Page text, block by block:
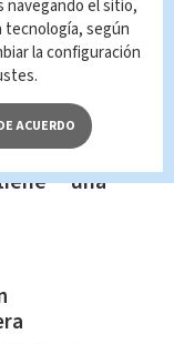
de Lama
la
quese
la cultura
una
navegando el sitio,
según
la configuración
ACUERDO